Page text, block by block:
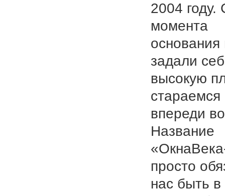
2004 году.
момента
задали
высокую
впереди
Название
просто
нас быть в